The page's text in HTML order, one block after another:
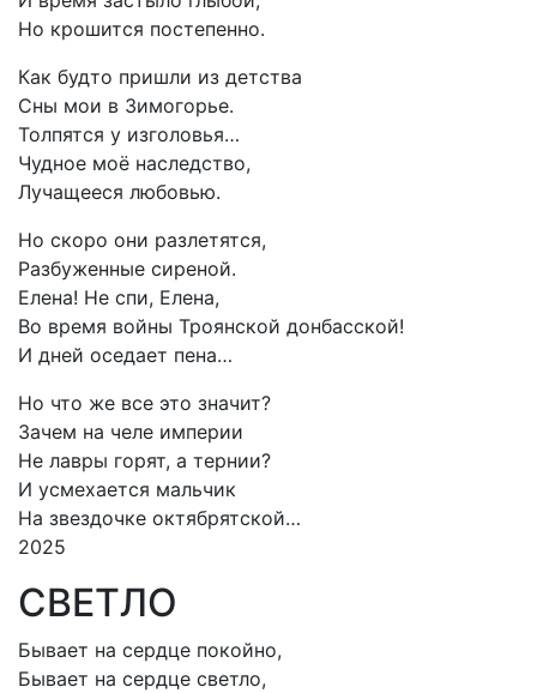
Но крошится постепенно.
Как будто пришли из детства
Сны мои в Зимогорье.
Толпятся у изголовья…
Чудное моё наследство,
Лучащееся любовью.
Но скоро они разлетятся,
Разбуженные сиреной.
Елена! Не спи, Елена,
Во время войны Троянской донбасской!
И дней оседает пена…
Но что же все это значит?
Зачем на челе империи
Не лавры горят, а тернии?
И усмехается мальчик
На звездочке октябрятской…
2025
СВЕТЛО
Бывает на сердце покойно,
Бывает на сердце светло,